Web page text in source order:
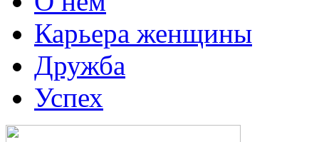
Карьера женщины
Дружба
Успех